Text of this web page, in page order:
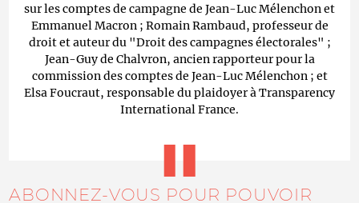
sur les comptes de campagne de Jean-Luc Mélenchon et
Emmanuel Macron ; Romain Rambaud, professeur de
droit et auteur du "Droit des campagnes électorales" ;
Jean-Guy de Chalvron, ancien rapporteur pour la
commission des comptes de Jean-Luc Mélenchon ; et
Elsa Foucraut, responsable du plaidoyer à Transparency
International France.
ABONNEZ-VOUS POUR POUVOIR